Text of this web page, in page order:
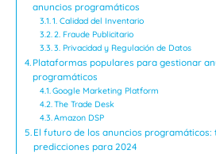
anuncios programáticos
1. Calidad del Inventario
2. Fraude Publicitario
3. Privacidad y Regulación de Datos
Plataformas populares para gestionar
programáticos
Google Marketing Platform
The Trade Desk
Amazon DSP
El futuro de los anuncios programáticos:
predicciones para 2024